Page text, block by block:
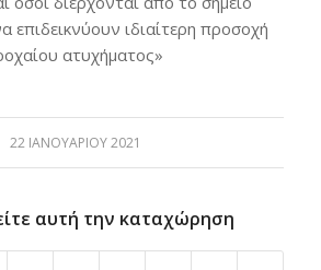
επιδεικνύουν ιδιαίτερη προσοχή
ατυχήματος»
22 ΙΑΝΟΥΑΡΊΟΥ 2021
αυτή την καταχώρηση